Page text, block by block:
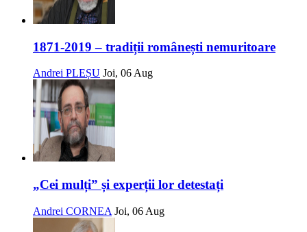
1871-2019 – tradiții românești nemuritoare
Andrei PLEȘU Joi, 06 Aug
„Cei mulți” și experții lor detestați
Andrei CORNEA Joi, 06 Aug